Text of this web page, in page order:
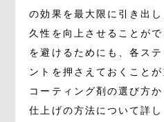
の効果を最大限に引き出
久性を向上させることが
を避けるためにも、各ス
ントを押さえておくこと
コーティング剤の選び方
仕上げの方法について詳し